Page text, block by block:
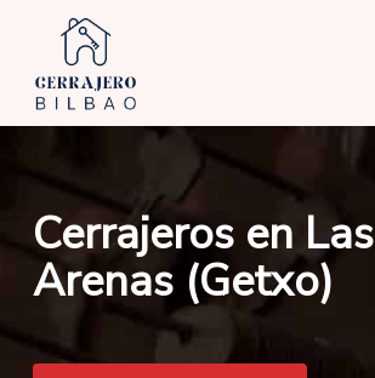
main
content
Cerrajeros en Las
Arenas (Getxo)